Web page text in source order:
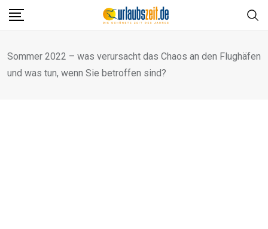
Skip
Sommer 2022 – was verursacht das Chaos an den Flughäfen
und was tun, wenn Sie betroffen sind?